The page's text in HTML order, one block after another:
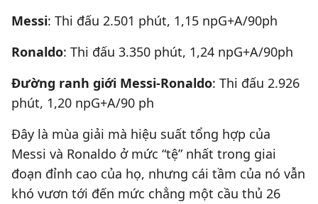
Messi: Thi đấu 2.501 phút, 1,15 npG+A/90ph
Ronaldo: Thi đấu 3.350 phút, 1,24 npG+A/90ph
Đường ranh giới Messi-Ronaldo: Thi đấu 2.926
phút, 1,20 npG+A/90 ph
Đây là mùa giải mà hiệu suất tổng hợp của
Messi và Ronaldo ở mức “tệ” nhất trong giai
đoạn đỉnh cao của họ, nhưng cái tầm của nó vẫn
khó vươn tới đến mức chẳng một cầu thủ 26